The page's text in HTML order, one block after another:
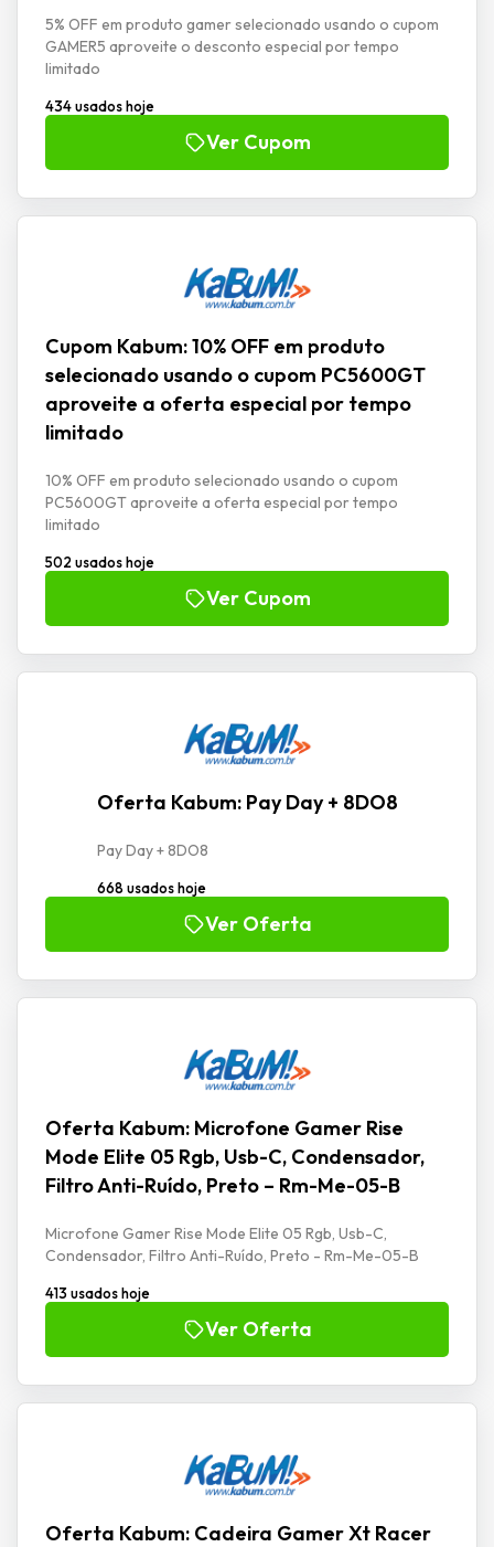
5% OFF em produto gamer selecionado usando o cupom
GAMER5 aproveite o desconto especial por tempo
limitado
434 usados hoje
Ver Cupom
Cupom Kabum: 10% OFF em produto
selecionado usando o cupom PC5600GT
aproveite a oferta especial por tempo
limitado
10% OFF em produto selecionado usando o cupom
PC5600GT aproveite a oferta especial por tempo
limitado
502 usados hoje
Ver Cupom
Oferta Kabum: Pay Day + 8DO8
Pay Day + 8DO8
668 usados hoje
Ver Oferta
Oferta Kabum: Microfone Gamer Rise
Mode Elite 05 Rgb, Usb-C, Condensador,
Filtro Anti-Ruído, Preto – Rm-Me-05-B
Microfone Gamer Rise Mode Elite 05 Rgb, Usb-C,
Condensador, Filtro Anti-Ruído, Preto - Rm-Me-05-B
413 usados hoje
Ver Oferta
Oferta Kabum: Cadeira Gamer Xt Racer